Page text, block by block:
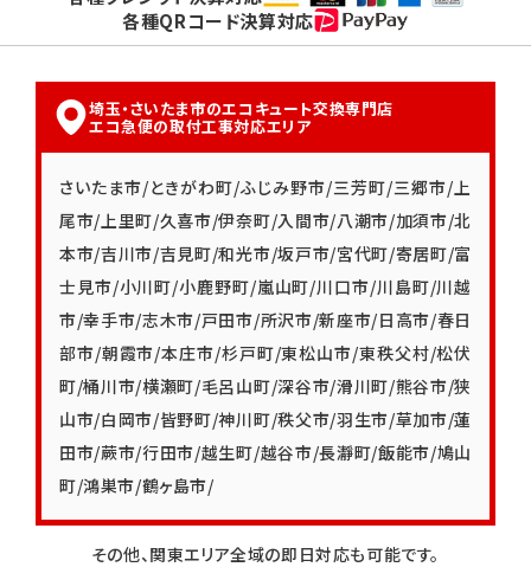
各種QRコード決算対応
埼玉・さいたま市のエコキュート交換専門店
エコ急便の取付工事対応エリア
さいたま市/ときがわ町/ふじみ野市/三芳町/三郷市/ 上
尾市/ 上里町/久喜市/伊奈町/入間市/八潮市/加須市/北
本市/吉川市/吉見町/和光市/坂戸市/宮代町/寄居町/富
士見市/小川町/小鹿野町/嵐山町/川口市/川島町/川越
市/幸手市/志木市/戸田市/所沢市/新座市/日高市/春日
部市/朝霞市/本庄市/杉戸町/東松山市/東秩父村/松伏
町/桶川市/横瀬町/毛呂山町/深谷市/滑川町/熊谷市/狭
山市/白岡市/皆野町/神川町/秩父市/羽生市/草加市/蓮
田市/蕨市/行田市/越生町/越谷市/長瀞町/飯能市/鳩山
町/鴻巣市/鶴ヶ島市/
その他、関東エリア全域の即日対応も可能です。